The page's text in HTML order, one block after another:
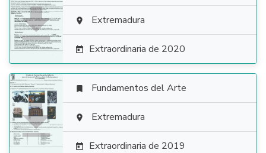
  Extremadura
 Extraordinaria de 2020

 Fundamentos del Arte
 Extremadura
 Extraordinaria de 2019